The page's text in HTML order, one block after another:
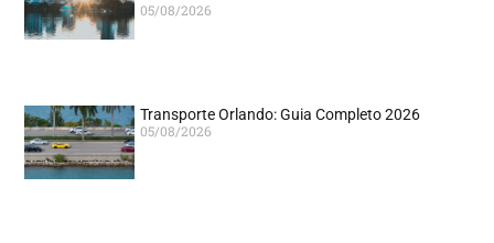
05/08/2026
Transporte Orlando: Guia Completo 2026
05/08/2026